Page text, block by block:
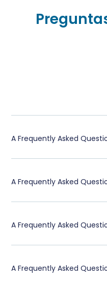
A Frequently Asked
A Frequently Asked
A Frequently Asked
A Frequently Asked